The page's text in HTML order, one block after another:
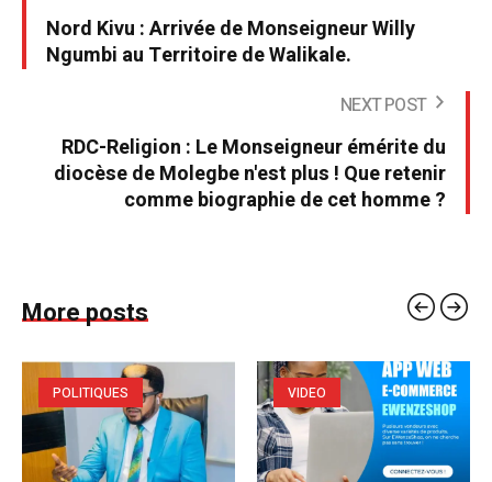
Nord Kivu : Arrivée de Monseigneur Willy
Ngumbi au Territoire de Walikale.
NEXT POST
RDC-Religion : Le Monseigneur émérite du
diocèse de Molegbe n'est plus ! Que retenir
comme biographie de cet homme ?
More posts
POLITIQUES VIDEO